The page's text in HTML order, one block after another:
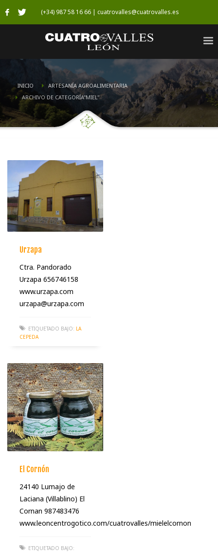
(+34) 987 58 16 66 | cuatrovalles@cuatrovalles.es
INICIO
ARTESANÍA AGROALIMENTARIA
ARCHIVO DE CATEGORÍA"MIEL"
Urzapa
Ctra. Pandorado
Urzapa 656746158
www.urzapa.com
urzapa@urzapa.com
ETIQUETADO BAJO: LA
CEPEDA
El Cornón
24140 Lumajo de
Laciana (Villablino) El
Cornan 987483476
www.leoncentrogotico.com/cuatrovalles/mielelcornon
ETIQUETADO BAJO: